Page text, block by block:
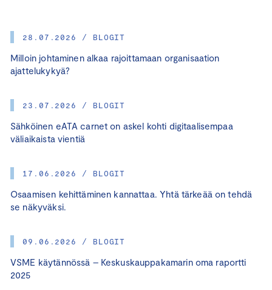
28.07.2026 / BLOGIT
Milloin johtaminen alkaa rajoittamaan organisaation
ajattelukykyä?
23.07.2026 / BLOGIT
Sähköinen eATA carnet on askel kohti digitaalisempaa
väliaikaista vientiä
17.06.2026 / BLOGIT
Osaamisen kehittäminen kannattaa. Yhtä tärkeää on tehdä
se näkyväksi.
09.06.2026 / BLOGIT
VSME käytännössä – Keskuskauppakamarin oma raportti
2025